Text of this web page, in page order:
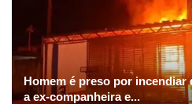
Homem é preso por incendiar
a ex-companheira e...